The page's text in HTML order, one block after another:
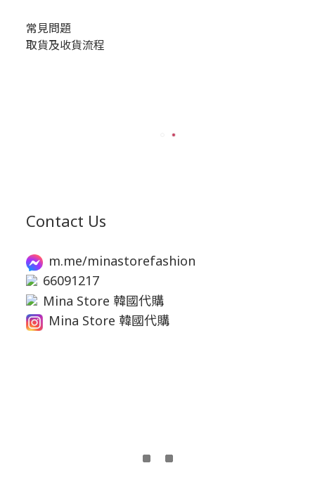
常見問題
取貨及收貨流程
Contact Us
m.me/minastorefashion
66091217
Mina Store 韓國代購
Mina Store 韓國代購